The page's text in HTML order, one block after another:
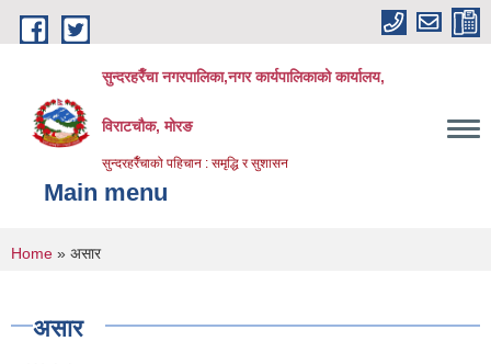
Skip to main content
सुन्दरहरैँचा नगरपालिका,नगर कार्यपालिकाको कार्यालय,
विराटचौक, मोरङ
सुन्दरहरैँचाको पहिचान : समृद्धि र सुशासन
Main menu
You are here
Home » असार
असार